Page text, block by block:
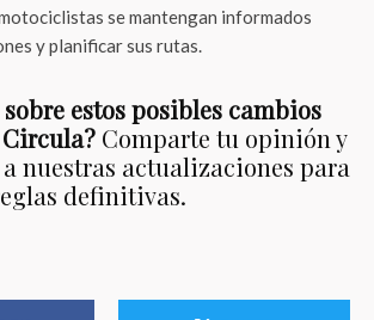
se mantengan informados
y planificar sus rutas.
estos posibles cambios
Circula? Comparte tu opinión y
nuestras actualizaciones para
definitivas.